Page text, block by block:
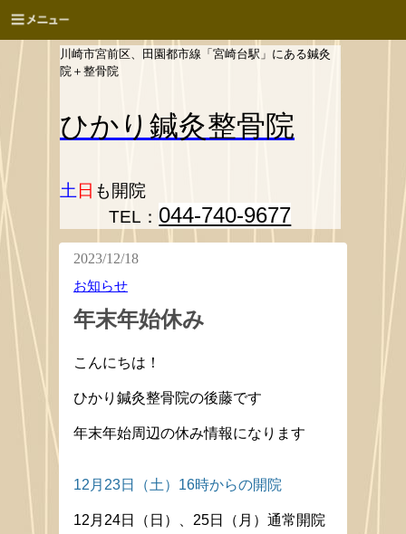
川崎市宮前区、田園都市線「宮崎台駅」にある鍼灸
院＋整骨院
ひかり 鍼灸整骨院
土 日 も開院
TEL： 044-740-9677
2023/12/18
お知らせ
年末年始休み
こんにちは！
ひかり鍼灸整骨院の後藤です
年末年始周辺の休み情報になります
12月23日（土）16時からの開院
12月24日（日）、25日（月）通常開院